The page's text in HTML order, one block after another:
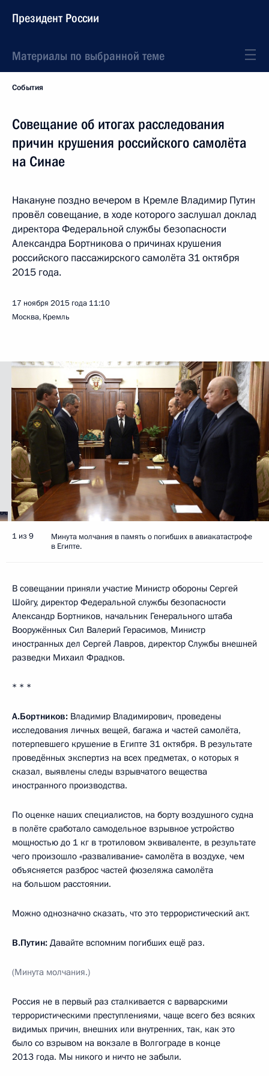
Президент России
Материалы по выбранной теме
События
Совещание об итогах расследования
причин крушения российского самолёта
на Синае
Накануне поздно вечером в Кремле Владимир Путин
провёл совещание, в ходе которого заслушал доклад
директора Федеральной службы безопасности
Александра Бортникова о причинах крушения
российского пассажирского самолёта 31 октября
2015 года.
17 ноября 2015 года 11:10
Москва, Кремль
1 из 9
Минута молчания в память о погибших в авиакатастрофе
в Египте.
В совещании приняли участие Министр обороны Сергей
Шойгу, директор Федеральной службы безопасности
Александр Бортников, начальник Генерального штаба
Вооружённых Сил Валерий Герасимов, Министр
иностранных дел Сергей Лавров, директор Службы внешней
разведки Михаил Фрадков.
* * *
А.Бортников: Владимир Владимирович, проведены
исследования личных вещей, багажа и частей самолёта,
потерпевшего крушение в Египте 31 октября. В результате
проведённых экспертиз на всех предметах, о которых я
сказал, выявлены следы взрывчатого вещества
иностранного производства.
По оценке наших специалистов, на борту воздушного судна
в полёте сработало самодельное взрывное устройство
мощностью до 1 кг в тротиловом эквиваленте, в результате
чего произошло «разваливание» самолёта в воздухе, чем
объясняется разброс частей фюзеляжа самолёта
на большом расстоянии.
Можно однозначно сказать, что это террористический акт.
В.Путин: Давайте вспомним погибших ещё раз.
(Минута молчания.)
Россия не в первый раз сталкивается с варварскими
террористическими преступлениями, чаще всего без всяких
видимых причин, внешних или внутренних, так, как это
было со взрывом на вокзале в Волгограде в конце
2013 года. Мы никого и ничто не забыли.